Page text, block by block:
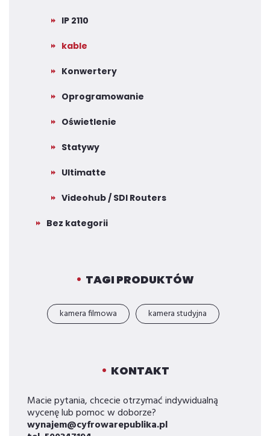
IP 2110
kable
Konwertery
Oprogramowanie
Oświetlenie
Statywy
Ultimatte
Videohub / SDI Routers
Bez kategorii
TAGI PRODUKTÓW
kamera filmowa kamera studyjna
KONTAKT
Macie pytania, chcecie otrzymać indywidualną
wycenę lub pomoc w doborze?
wynajem@cyfrowarepublika.pl